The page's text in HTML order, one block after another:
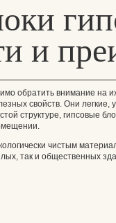
и
обратить внимание на
свойств. Они легкие,
структуре, гипсовые
чистым
так и общественных